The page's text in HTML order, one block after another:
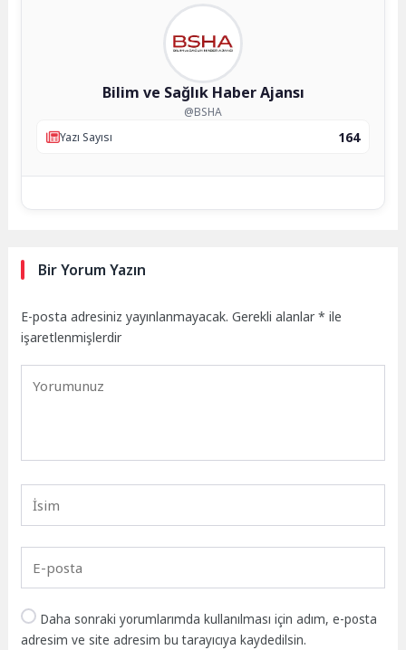
Bilim ve Sağlık Haber Ajansı
@BSHA
Yazı Sayısı
164
Bir Yorum Yazın
E-posta adresiniz yayınlanmayacak. Gerekli alanlar* ile
işaretlenmişlerdir
Daha sonraki yorumlarımda kullanılması için adım, e-posta
adresim ve site adresim bu tarayıcıya kaydedilsin.